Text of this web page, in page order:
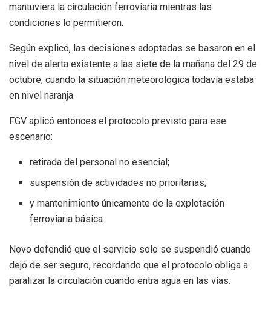
mantuviera la circulación ferroviaria mientras las
condiciones lo permitieron.
Según explicó, las decisiones adoptadas se basaron en el
nivel de alerta existente a las siete de la mañana del 29 de
octubre, cuando la situación meteorológica todavía estaba
en nivel naranja.
FGV aplicó entonces el protocolo previsto para ese
escenario:
retirada del personal no esencial;
suspensión de actividades no prioritarias;
y mantenimiento únicamente de la explotación
ferroviaria básica.
Novo defendió que el servicio solo se suspendió cuando
dejó de ser seguro, recordando que el protocolo obliga a
paralizar la circulación cuando entra agua en las vías.